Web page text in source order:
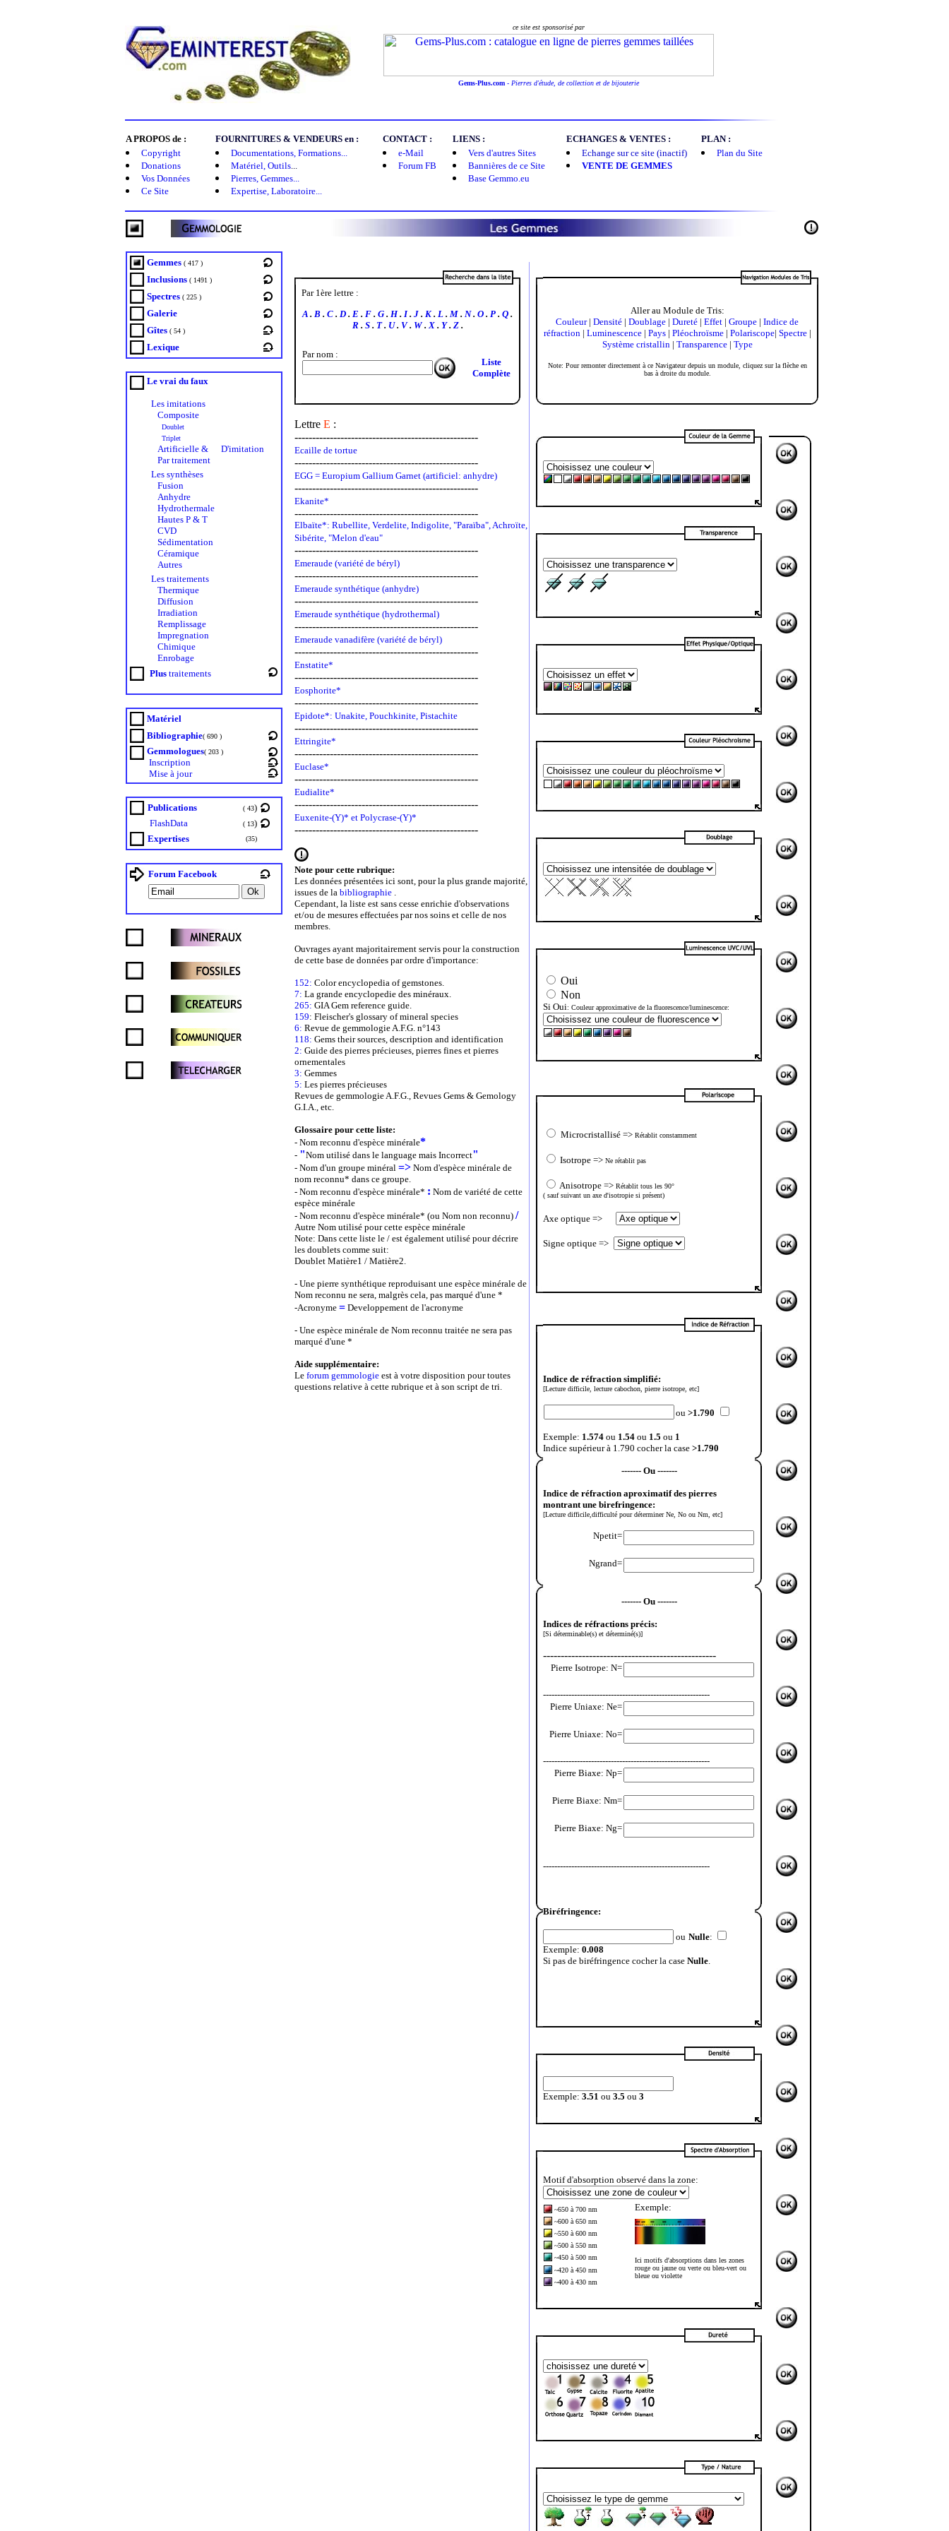
ce site est sponsorisé par
Gems-Plus.com - Pierres d'étude, de collection et de bijouterie
A PROPOS de : FOURNITURES & VENDEURS en : CONTACT : LIENS : ECHANGES & VENTES :
PLAN :
Copyright
Donations
Vos Données
Ce Site
Documentations, Formations...
Matériel, Outils...
Pierres, Gemmes...
Expertise, Laboratoire...
e-Mail
Forum FB
Vers d'autres Sites
Bannières de ce Site
Base Gemmo.eu
Echange sur ce site (inactif)
VENTE DE GEMMES
Plan du Site
Gemmes ( 417 )
Inclusions ( 1491 )
Spectres ( 225 )
Galerie
Gîtes ( 54 )
Lexique
Le vrai du faux
Les imitations
Composite
Doublet
Triplet
Artificielle &
D'imitation
Par traitement
Les synthèses
Fusion
Anhydre
Hydrothermale
Hautes P & T
CVD
Sédimentation
Céramique
Autres
Les traitements
Thermique
Diffusion
Irradiation
Remplissage
Impregnation
Chimique
Enrobage
Plus traitements
Matériel
Bibliographie( 690 )
Gemmologues( 203 )
Inscription
Mise à jour
Publications ( 43)
FlashData
( 13)
Expertises
(35)
Forum Facebook
Par 1ère lettre :
A . B . C . D . E . F . G. H. I. J . K. L . M . N. O . P . Q .
R . S. T. U. V. W.X. Y. Z.
Par nom :
Liste
Complète
Aller au Module de Tris:
Couleur| Densité | Doublage | Dureté | Effet | Groupe | Indice de
réfraction| Luminescence| Pays| Pléochroïsme| Polariscope| Spectre|
Système cristallin| Transparence| Type
Note: Pour remonter directement à ce Navigateur depuis un module, cliquez sur la flèche en
bas à droite du module.
Lettre E :
----------------------------------------------------
Ecaille de tortue
----------------------------------------------------
EGG = Europium Gallium Garnet (artificiel: anhydre)
----------------------------------------------------
Ekanite*
----------------------------------------------------
Elbaïte*: Rubellite, Verdelite, Indigolite, "Paraïba", Achroïte,
Sibérite, "Melon d'eau"
----------------------------------------------------
Emeraude (variété de béryl)
----------------------------------------------------
Emeraude synthétique (anhydre)
----------------------------------------------------
Emeraude synthétique (hydrothermal)
----------------------------------------------------
Emeraude vanadifère (variété de béryl)
----------------------------------------------------
Enstatite*
----------------------------------------------------
Eosphorite*
----------------------------------------------------
Epidote*: Unakite, Pouchkinite, Pistachite
----------------------------------------------------
Ettringite*
----------------------------------------------------
Euclase*
----------------------------------------------------
Eudialite*
----------------------------------------------------
Euxenite-(Y)* et Polycrase-(Y)*
----------------------------------------------------
Note pour cette rubrique:
Les données présentées ici sont, pour la plus grande majorité,
issues de la bibliographie .
Cependant, la liste est sans cesse enrichie d'observations
et/ou de mesures effectuées par nos soins et celle de nos
membres.
Ouvrages ayant majoritairement servis pour la construction
de cette base de données par ordre d'importance:
152: Color encyclopedia of gemstones.
7: La grande encyclopedie des minéraux.
265: GIA Gem reference guide.
159: Fleischer's glossary of mineral species
6: Revue de gemmologie A.F.G. n°143
118: Gems their sources, description and identification
2: Guide des pierres précieuses, pierres fines et pierres
ornementales
3: Gemmes
5: Les pierres précieuses
Revues de gemmologie A.F.G., Revues Gems & Gemology
G.I.A., etc.
Glossaire pour cette liste:
- Nom reconnu d'espèce minérale*
- "Nom utilisé dans le language mais Incorrect"
- Nom d'un groupe minéral => Nom d'espèce minérale de
nom reconnu* dans ce groupe.
- Nom reconnu d'espèce minérale* : Nom de variété de cette
espèce minérale
- Nom reconnu d'espèce minérale* (ou Nom non reconnu) /
Autre Nom utilisé pour cette espèce minérale
Note: Dans cette liste le / est également utilisé pour décrire
les doublets comme suit:
Doublet Matière1 / Matière2.
- Une pierre synthétique reproduisant une espèce minérale de
Nom reconnu ne sera, malgrès cela, pas marqué d'une *
-Acronyme = Developpement de l'acronyme
- Une espèce minérale de Nom reconnu traitée ne sera pas
marqué d'une *
Aide supplémentaire:
Le forum gemmologie est à votre disposition pour toutes
questions relative à cette rubrique et à son script de tri.
Oui
Non
Si Oui: Couleur approximative de la fluorescence/luminescence:
Microcristallisé => Rétablit constamment
Isotrope => Ne rétablit pas
Anisotrope => Rétablit tous les 90°
( sauf suivant un axe d'isotropie si présent)
Axe optique =>
Signe optique =>
Indice de réfraction simplifié:
[Lecture difficile, lecture cabochon, pierre isotrope, etc]
ou >1.790
Exemple: 1.574 ou 1.54 ou 1.5 ou 1
Indice supérieur à 1.790 cocher la case >1.790
------- Ou -------
Indice de réfraction aproximatif des pierres
montrant une birefringence:
[Lecture difficile,difficulté pour déterminer Ne, No ou Nm, etc]
Npetit=
Ngrand=
------- Ou -------
Indices de réfractions précis:
[Si déterminable(s) et déterminé(s)]
-------------------------------------------------
Pierre Isotrope: N=
-----------------------------------------------------------
Pierre Uniaxe: Ne=
Pierre Uniaxe: No=
-----------------------------------------------------------
Pierre Biaxe: Np=
Pierre Biaxe: Nm=
Pierre Biaxe: Ng=
-----------------------------------------------------------
Biréfringence:
ou Nulle:
Exemple: 0.008
Si pas de biréfringence cocher la case Nulle.
Exemple: 3.51 ou 3.5 ou 3
Motif d'absorption observé dans la zone:
~650 à 700 nm Exemple:
~600 à 650 nm
~550 à 600 nm
~500 à 550 nm
~450 à 500 nm
Ici motifs d'absorptions dans les zones
rouge ou jaune ou verte ou bleu-vert ou
bleue ou violette
~420 à 450 nm
~400 à 430 nm